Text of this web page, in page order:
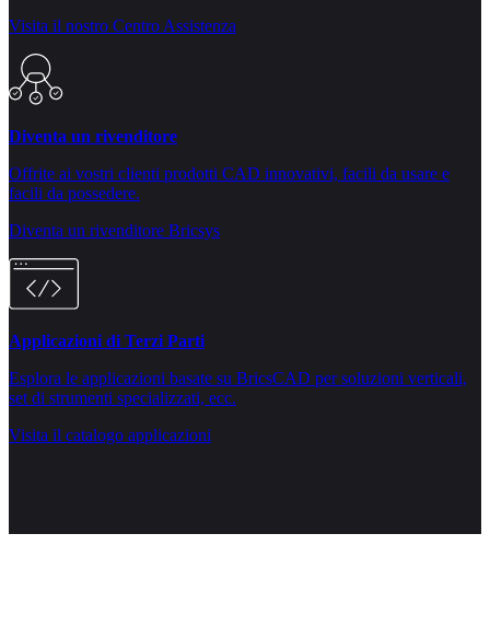
Visita il nostro Centro Assistenza
Diventa un rivenditore
Offrite ai vostri clienti prodotti CAD innovativi, facili da usare e
facili da possedere.
Diventa un rivenditore Bricsys
Applicazioni di Terzi Parti
Esplora le applicazioni basate su BricsCAD per soluzioni verticali,
set di strumenti specializzati, ecc.
Visita il catalogo applicazioni